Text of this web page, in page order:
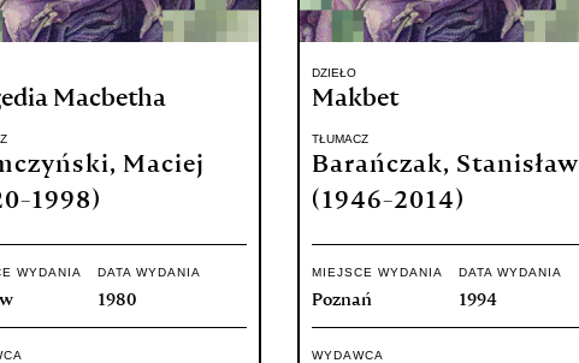
Macbetha
Maciej
1998)
WYDANIA DATA WYDANIA
1980
DZIEŁO
Makbet
TŁUMACZ
Barańczak, Stanisław
(1946-2014)
MIEJSCE WYDANIA
Poznań
DATA WYDANIA
1994
WYDAWCA